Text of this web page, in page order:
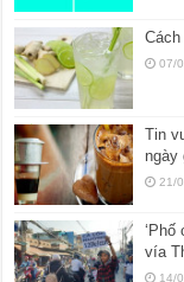
07/
Tin
ngày
21/
vía
14/